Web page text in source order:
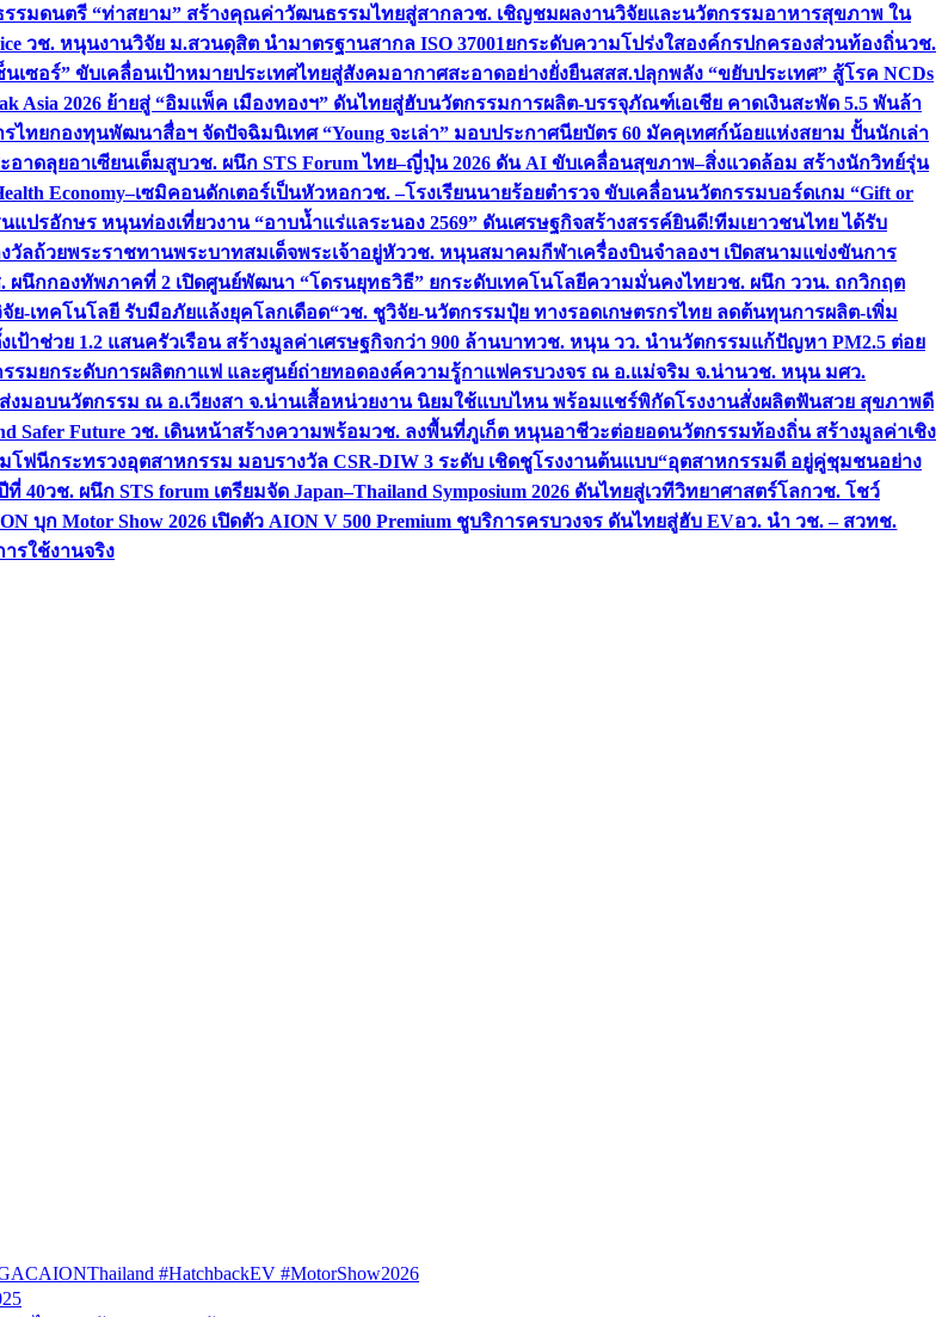
รมดนตรี “ท่าสยาม” สร้างคุณค่าวัฒนธรรมไทยสู่สากลวช. เชิญชมผลงานวิจัยและนวัตกรรมอาหารสุขภาพ ใน
วช. หนุนงานวิจัย ม.สวนดุสิต นำมาตรฐานสากล ISO 37001ยกระดับความโปร่งใสองค์กรปกครองส่วนท้องถิ่นวช.
ซอร์” ขับเคลื่อนเป้าหมายประเทศไทยสู่สังคมอากาศสะอาดอย่างยั่งยืนสสส.ปลุกพลัง “ขยับประเทศ” สู้โรค NCDs
Asia 2026 ย้ายสู่ “อิมแพ็ค เมืองทองฯ” ดันไทยสู่ฮับนวัตกรรมการผลิต-บรรจุภัณฑ์เอเชีย คาดเงินสะพัด 5.5 พันล้า
รไทยกองทุนพัฒนาสื่อฯ จัดปัจฉิมนิเทศ “Young จะเล่า” มอบประกาศนียบัตร 60 มัคคุเทศก์น้อยแห่งสยาม ปั้นนักเล่า
อาดลุยอาเซียนเต็มสูบวช. ผนึก STS Forum ไทย–ญี่ปุ่น 2026 ดัน AI ขับเคลื่อนสุขภาพ–สิ่งแวดล้อม สร้างนักวิทย์รุ่น
Economy–เซมิคอนดักเตอร์เป็นหัวหอกวช. –โรงเรียนนายร้อยตำรวจ ขับเคลื่อนนวัตกรรมบอร์ดเกม “Gift or
แปรอักษร หนุนท่องเที่ยวงาน “อาบน้ำแร่แลระนอง 2569” ดันเศรษฐกิจสร้างสรรค์ยินดี!ทีมเยาวชนไทย ได้รับ
ลถ้วยพระราชทานพระบาทสมเด็จพระเจ้าอยู่หัววช. หนุนสมาคมกีฬาเครื่องบินจำลองฯ เปิดสนามแข่งขันการ
ผนึกกองทัพภาคที่ 2 เปิดศูนย์พัฒนา “โดรนยุทธวิธี” ยกระดับเทคโนโลยีความมั่นคงไทยวช. ผนึก ววน. ถกวิกฤต
จัย-เทคโนโลยี รับมือภัยแล้งยุคโลกเดือด“วช. ชูวิจัย-นวัตกรรมปุ๋ย ทางรอดเกษตรกรไทย ลดต้นทุนการผลิต-เพิ่ม
าช่วย 1.2 แสนครัวเรือน สร้างมูลค่าเศรษฐกิจกว่า 900 ล้านบาทวช. หนุน วว. นำนวัตกรรมแก้ปัญหา PM2.5 ต่อย
รมยกระดับการผลิตกาแฟ และศูนย์ถ่ายทอดองค์ความรู้กาแฟครบวงจร ณ อ.แม่จริม จ.น่านวช. หนุน มศว.
มอบนวัตกรรม ณ อ.เวียงสา จ.น่านเสื้อหน่วยงาน นิยมใช้แบบไหน พร้อมแชร์พิกัดโรงงานสั่งผลิตฟันสวย สุขภาพดี
Safer Future วช. เดินหน้าสร้างความพร้อมวช. ลงพื้นที่ภูเก็ต หนุนอาชีวะต่อยอดนวัตกรรมท้องถิ่น สร้างมูลค่าเชิง
โฟนีกระทรวงอุตสาหกรรม มอบรางวัล CSR-DIW 3 ระดับ เชิดชูโรงงานต้นแบบ“อุตสาหกรรมดี อยู่คู่ชุมชนอย่าง
ที่ 40วช. ผนึก STS forum เตรียมจัด Japan–Thailand Symposium 2026 ดันไทยสู่เวทีวิทยาศาสตร์โลกวช. โชว์
บุก Motor Show 2026 เปิดตัว AION V 500 Premium ชูบริการครบวงจร ดันไทยสู่ฮับ EVอว. นำ วช. – สวทช.
รใช้งานจริง
#HatchbackEV #MotorShow2026